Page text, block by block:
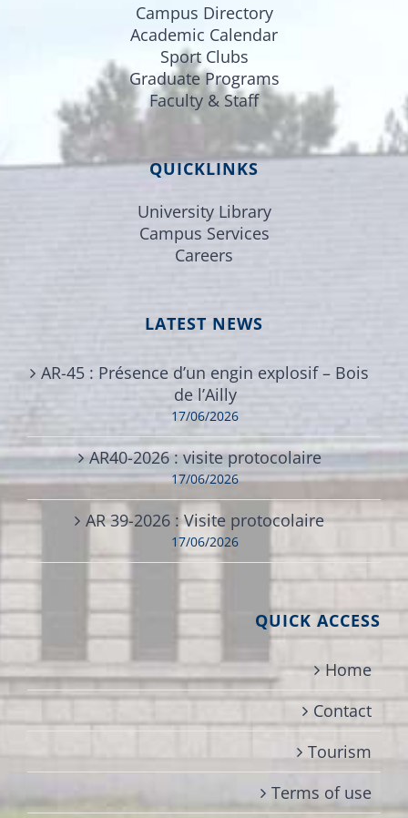
Campus Directory
Academic Calendar
Sport Clubs
Graduate Programs
Faculty & Staff
QUICKLINKS
University Library
Campus Services
Careers
LATEST NEWS
AR-45 : Présence d’un engin explosif – Bois
de l’Ailly
17/06/2026
AR40-2026 : visite protocolaire
17/06/2026
AR 39-2026 : Visite protocolaire
17/06/2026
QUICK ACCESS
Home
Contact
Tourism
Terms of use